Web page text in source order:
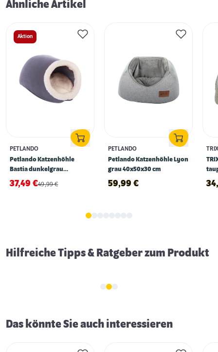
Ähnliche Artikel
Aktion
PETLANDO
Petlando Katzenhöhle
Bastia dunkelgrau
40x45x32 cm
37,49 €49,99€
PETLANDO
Petlando Katzenhöhle Lyon
grau 40x50x30 cm
59,99 €
Hilfreiche Tipps & Ratgeber zum Produkt
Das könnte Sie auch interessieren